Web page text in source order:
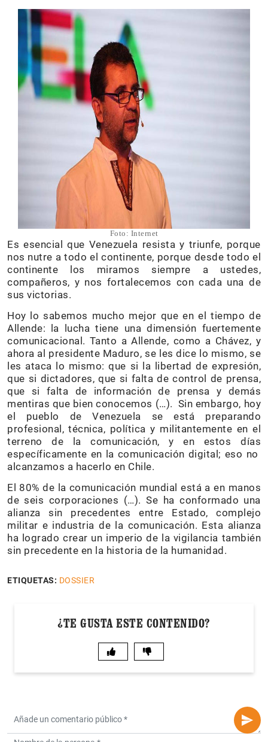
Foto: Internet
Es esencial que Venezuela resista y triunfe, porque
nos nutre a todo el continente, porque desde todo el
continente los miramos siempre a ustedes,
compañeros, y nos fortalecemos con cada una de
sus victorias.
Hoy lo sabemos mucho mejor que en el tiempo de
Allende: la lucha tiene una dimensión fuertemente
comunicacional. Tanto a Allende, como a Chávez, y
ahora al presidente Maduro, se les dice lo mismo, se
les ataca lo mismo: que si la libertad de expresión,
que si dictadores, que si falta de control de prensa,
que si falta de información de prensa y demás
mentiras que bien conocemos (…). Sin embargo, hoy
el pueblo de Venezuela se está preparando
profesional, técnica, política y militantemente en el
terreno de la comunicación, y en estos días
específicamente en la comunicación digital; eso no
alcanzamos a hacerlo en Chile.
El 80% de la comunicación mundial está a en manos
de seis corporaciones (…). Se ha conformado una
alianza sin precedentes entre Estado, complejo
militar e industria de la comunicación. Esta alianza
ha logrado crear un imperio de la vigilancia también
sin precedente en la historia de la humanidad.
ETIQUETAS: DOSSIER
¿TE GUSTA ESTE CONTENIDO?